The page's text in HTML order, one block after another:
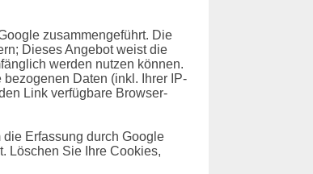
zusammengeführt. Die
Dieses Angebot weist die
werden nutzen können.
Daten (inkl. Ihrer IP-
Link verfügbare Browser-
die Erfassung durch Google
Löschen Sie Ihre Cookies,